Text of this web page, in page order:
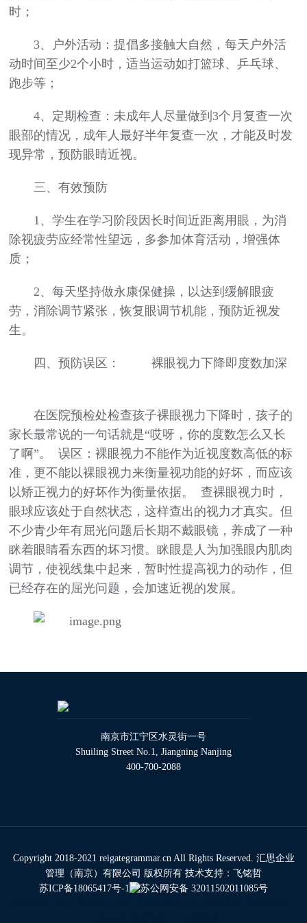
时；
3、户外活动：提倡多接触大自然，每天户外活
动时间至少2个小时，适当运动如打篮球、乒乓球、
跑步等；
4、定期检查：未成年人尽量做到3个月复查一次
眼部的情况，成年人最好半年复查一次，才能及时发
现异常，预防眼睛近视。
三、有效预防
1、学生在学习阶段因长时间近距离用眼，为消
除视疲劳应经常性望远，多参加体育活动，增强体
质；
2、每天坚持做永康保健操，以达到缓解眼疲
劳，消除调节紧张，恢复眼调节机能，预防近视发
生。
四、预防误区：裸眼视力下降即度数加深
在医院预检处检查孩子裸眼视力下降时，孩子的
家长最常说的一句话就是“哎呀，你的度数怎么又长
了啊”。误区：裸眼视力不能作为近视度数高低的标
准，更不能以裸眼视力来衡量视功能的好坏，而应该
以矫正视力的好坏作为衡量依据。查裸眼视力时，
眼球应该处于自然状态，这样查出的视力才真实。但
不少青少年有屈光问题后长期不戴眼镜，养成了一种
眯着眼睛看东西的坏习惯。眯眼是人为加强眼内肌肉
调节，使视线集中起来，暂时性提高视力的动作，但
已经存在的屈光问题，会加速近视的发展。
南京市江宁区水灵街一号
Shuiling Street No.1, Jiangning Nanjing
400-700-2088
Copyright 2018-2021 reigategrammar.cn All Rights Reserved. 汇思企业
管理（南京）有限公司 版权所有 技术支持：
飞铭哲
苏ICP备18065417号-1
苏公网安备 32011502011085号